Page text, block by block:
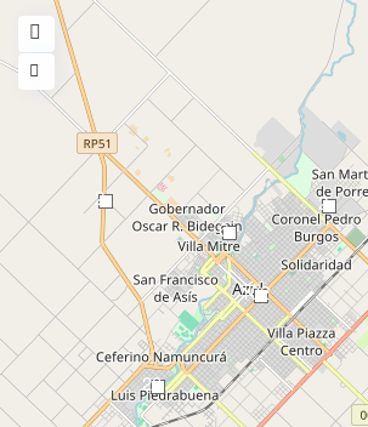
2
2
6
20
102